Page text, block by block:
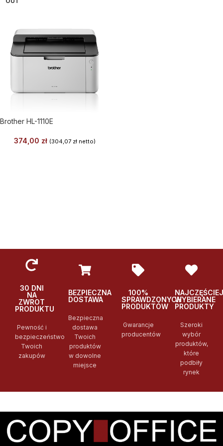
Brother HL-1110E
374,00 zł (304,07 złnetto)
30 DNI
NA
ZWROT
PRODUKTU
Pewność i
bezpieczeństwo
Twoich
zakupów
BEZPIECZNA
DOSTAWA
Bezpieczna
dostawa
Twoich
produktów
w dowolne
miejsce
100%
SPRAWDZONYCH
PRODUKTÓW
Gwarancje
producentów
NAJCZĘŚCIEJ
WYBIERANE
PRODUKTY
Szeroki
wybór
produktów,
które
podbiły
rynek